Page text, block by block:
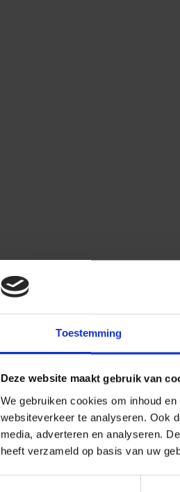
Toestemming
Deze website maakt gebruik van
We gebruiken cookies om inhoud
websiteverkeer te analyseren. Ook
media, adverteren en analyseren.
heeft verzameld op basis van uw